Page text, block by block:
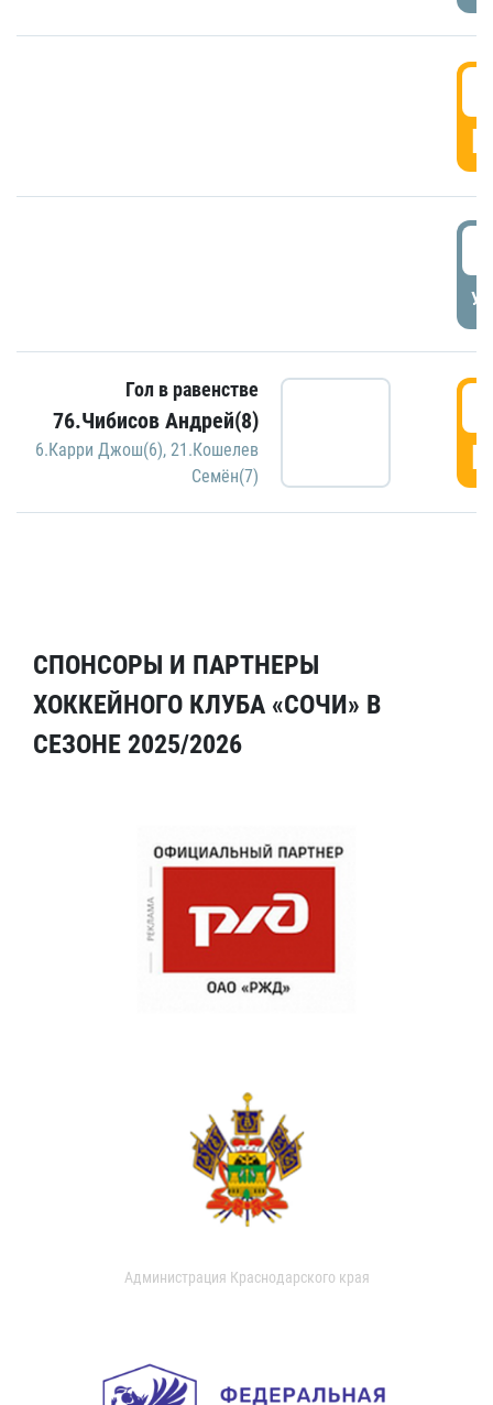
Гол в равенстве
76.Чибисов Андрей(8)
6.Карри Джош(6), 21.Кошелев
Семён(7)
СПОНСОРЫ И ПАРТНЕРЫ
ХОККЕЙНОГО КЛУБА «СОЧИ» В
СЕЗОНЕ 2025/2026
Администрация Краснодарского края